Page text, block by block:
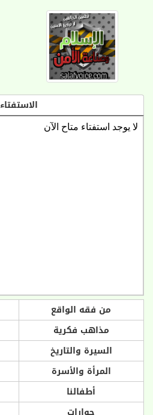
الاستفتاء
من فقه الواقع
مذاهب فكرية
السيرة والتاريخ
المرأة والأسرة
أطفالنا